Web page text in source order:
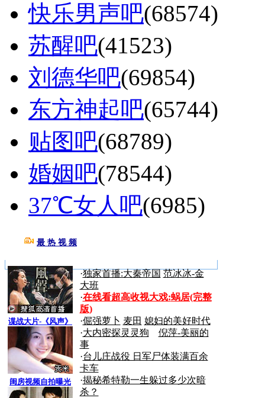
快乐男声吧(68574)
苏醒吧(41523)
刘德华吧(69854)
东方神起吧(65744)
贴图吧(68789)
婚姻吧(78544)
37℃女人吧(6985)
最 热 视 频
谍战大片-《风声》
闺房视频自拍曝光
·独家首播:大秦帝国 范冰冰-金
大班
·在线看超高收视大戏:蜗居(完整
版)
·倔强萝卜 麦田 媳妇的美好时代
·大内密探灵灵狗
倪萍-美丽的
事
·台儿庄战役 日军尸体装满百余
卡车
·揭秘希特勒一生躲过多少次暗
杀？